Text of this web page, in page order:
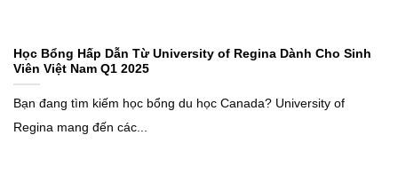
Học Bổng Hấp Dẫn Từ University of Regina Dành Cho Sinh
Viên Việt Nam Q1 2025
Bạn đang tìm kiếm học bổng du học Canada? University of
Regina mang đến các...